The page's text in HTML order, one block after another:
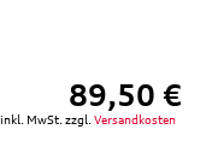
89,50 €
inkl. MwSt. zzgl. Versandkosten